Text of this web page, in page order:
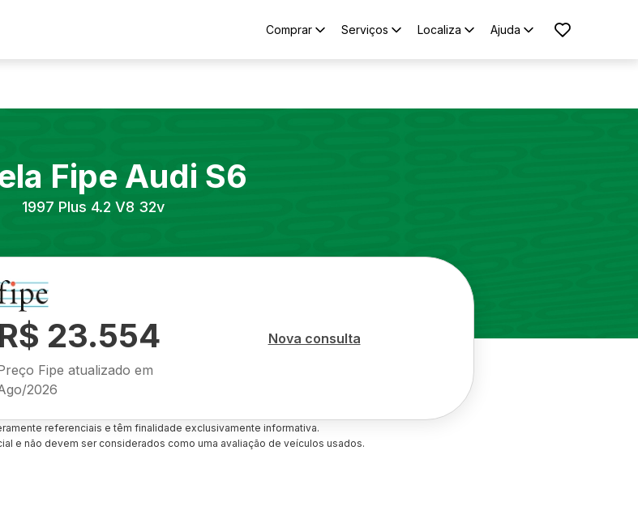
Comprar Serviços Localiza Ajuda
Fipe Audi S6
1997 Plus 4.2 V8 32v
R$ 23.554
Fipe atualizado em
2026
Nova consulta
referenciais e têm finalidade exclusivamente informativa.
e não devem ser considerados como uma avaliação de veículos usados.